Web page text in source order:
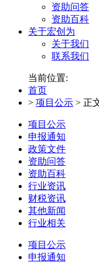
资助问答
资助百科
关于宏创为
关于我们
联系我们
当前位置:
首页
> 项目公示 > 正
项目公示
申报通知
政策文件
资助问答
资助百科
行业资讯
财税资讯
其他新闻
行业相关
项目公示
申报通知